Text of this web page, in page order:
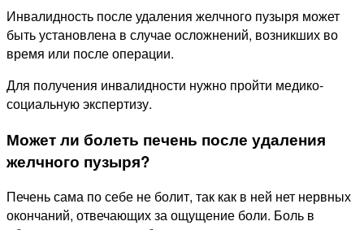
Инвалидность после удаления желчного пузыря может
быть установлена в случае осложнений, возникших во
время или после операции.
Для получения инвалидности нужно пройти медико-
социальную экспертизу.
Может ли болеть печень после удаления
желчного пузыря?
Печень сама по себе не болит, так как в ней нет нервных
окончаний, отвечающих за ощущение боли. Боль в